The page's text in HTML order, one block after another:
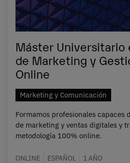
Máster Universitario
de Marketing y
Online
Marketing y Comunicación
Formamos profesionales capaces
de marketing y ventas digitales y
metodología 100% online.
ONLINE ESPAÑOL 1 AÑO